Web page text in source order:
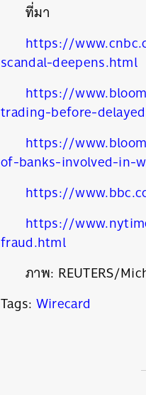
ที่มา
https://
scandal-deepens.html
https://
trading-before-
https://
of-banks-involved-in-
https://
https://
fraud.html
ภาพ: REUTERS/
Tags: Wirecard
ค้นหา